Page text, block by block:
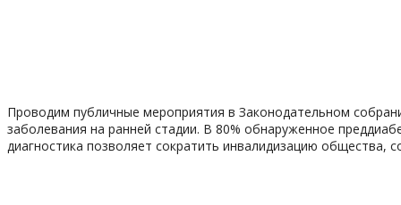
Проводим публичные мероприятия в Законодательном
заболевания на ранней стадии. В 80% обнаруженное
диагностика позволяет сократить инвалидизацию общества,